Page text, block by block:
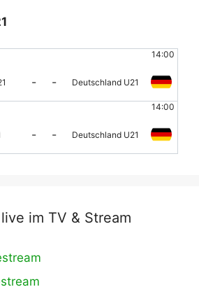
14:00
- - Deutschland U21
14:00
- - Deutschland U21
im TV & Stream